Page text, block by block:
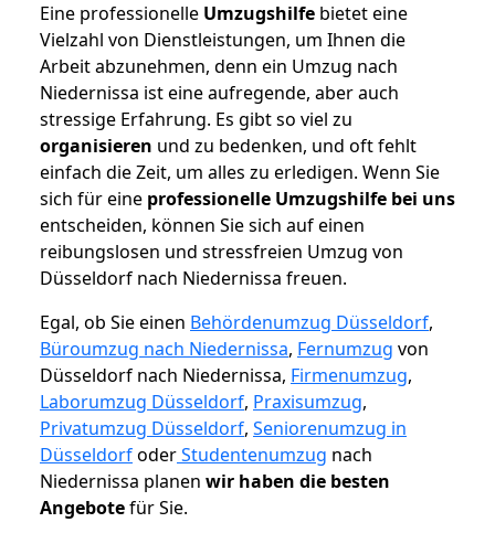
Eine professionelle Umzugshilfe bietet eine
Vielzahl von Dienstleistungen, um Ihnen die
Arbeit abzunehmen, denn ein Umzug nach
Niedernissa ist eine aufregende, aber auch
stressige Erfahrung. Es gibt so viel zu
organisieren und zu bedenken, und oft fehlt
einfach die Zeit, um alles zu erledigen. Wenn Sie
sich für eine professionelle Umzugshilfe bei uns
entscheiden, können Sie sich auf einen
reibungslosen und stressfreien Umzug von
Düsseldorf nach Niedernissa freuen.
Egal, ob Sie einen Behördenumzug Düsseldorf,
Büroumzug nach Niedernissa, Fernumzug von
Düsseldorf nach Niedernissa, Firmenumzug,
Laborumzug Düsseldorf, Praxisumzug,
Privatumzug Düsseldorf, Seniorenumzug in
DüsseldorfoderStudentenumzug nach
Niedernissa planen wir haben die besten
Angebotefür Sie.